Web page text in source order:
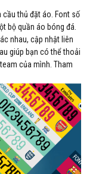
cầu thủ đặt áo. Font số
bộ quần áo bóng đá.
nhau, cập nhật liên
giúp bạn có thể thoải
của mình. Tham